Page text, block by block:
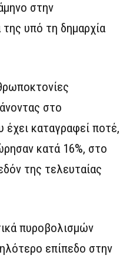
στην
της υπό τη δημαρχία
στο
καταγραφεί ποτέ,
κατά 16%, στο
της τελευταίας
πυροβολισμών
επίπεδο στην